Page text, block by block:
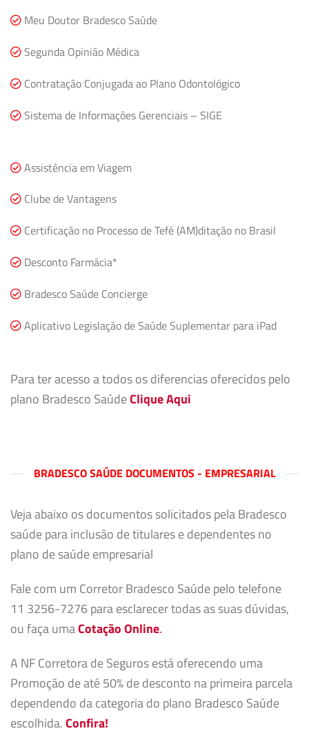
Meu Doutor Bradesco Saúde
Segunda Opinião Médica
Contratação Conjugada ao Plano Odontológico
Sistema de Informações Gerenciais – SIGE
Assistência em Viagem
Clube de Vantagens
Certificação no Processo de Tefé (AM)ditação no Brasil
Desconto Farmácia*
Bradesco Saúde Concierge
Aplicativo Legislação de Saúde Suplementar para iPad
Para ter acesso a todos os diferencias oferecidos pelo
plano Bradesco SaúdeClique Aqui
BRADESCO SAÚDE DOCUMENTOS - EMPRESARIAL
Veja abaixo os documentos solicitados pela Bradesco
saúde para inclusão de titulares e dependentes no
plano de saúde empresarial
Fale com um Corretor Bradesco Saúde pelo telefone
11 3256-7276 para esclarecer todas as suas dúvidas,
ou faça umaCotação Online.
A NF Corretora de Seguros está oferecendo uma
Promoção de até 50% de desconto na primeira parcela
dependendo da categoria do plano Bradesco Saúde
escolhida.Confira!